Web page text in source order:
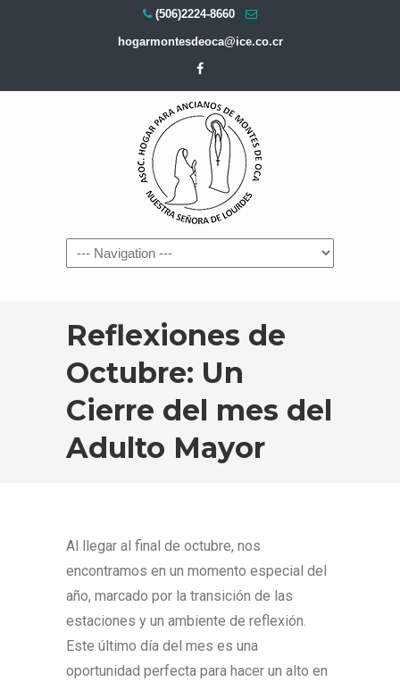
(506)2224-8660
hogarmontesdeoca@ice.co.cr
Navigation
Reflexiones de
Octubre: Un
Cierre del mes del
Adulto Mayor
Al llegar al final de octubre, nos
encontramos en un momento especial del
año, marcado por la transición de las
estaciones y un ambiente de reflexión.
Este último día del mes es una
oportunidad perfecta para hacer un alto en